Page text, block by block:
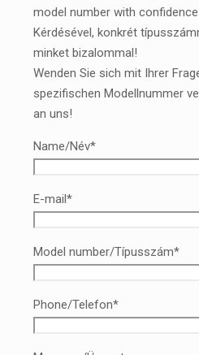
model number with
Kérdésével, konkrét
minket bizalommal!
Wenden Sie sich mit Ihrer
spezifischen Modellnummer
an uns!
Name/Név*
E-mail*
Model number/Típusszám*
Phone/Telefon*